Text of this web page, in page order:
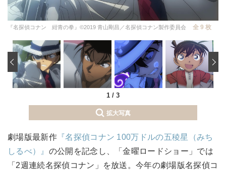
『名探偵コナン 紺青の拳』©2019 青山剛昌／名探偵コナン製作委員会 全 9 枚
1 / 3
‹
拡大写真
劇場版最新作『名探偵コナン 100万ドルの五稜星（みち
しるべ）』 の公開を記念し、「金曜ロードショー」では
「2週連続名探偵コナン」を放送。今年の劇場版名探偵コ